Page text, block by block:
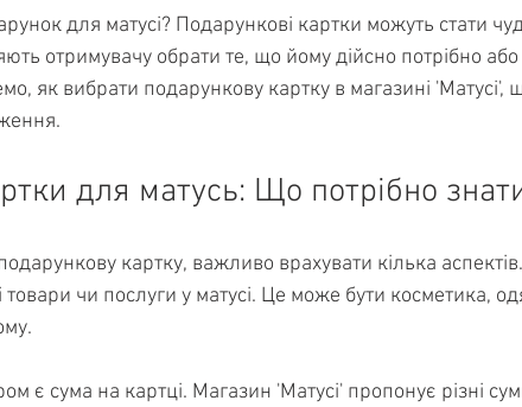
для матусі? Подарункові картки можуть стати
отримувачу обрати те, що йому дійсно потрібно або
як вибрати подарункову картку в магазині 'Матусі',
для матусь: Що потрібно
картку, важливо врахувати кілька
товари чи послуги у матусі. Це може бути косметика,
є сума на картці. Магазин 'Матусі' пропонує різні